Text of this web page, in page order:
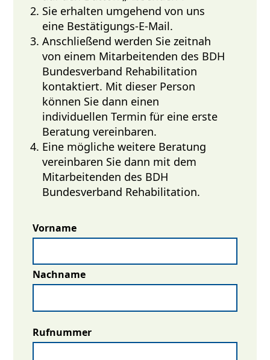
Sie erhalten umgehend von uns
eine Bestätigungs-E-Mail.
Anschließend werden Sie zeitnah
von einem Mitarbeitenden des BDH
Bundesverband Rehabilitation
kontaktiert. Mit dieser Person
können Sie dann einen
individuellen Termin für eine erste
Beratung vereinbaren.
Eine mögliche weitere Beratung
vereinbaren Sie dann mit dem
Mitarbeitenden des BDH
Bundesverband Rehabilitation.
Vorname
Nachname
Rufnummer